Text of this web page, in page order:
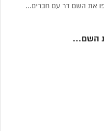
את השם דר עם חברים...
השם...